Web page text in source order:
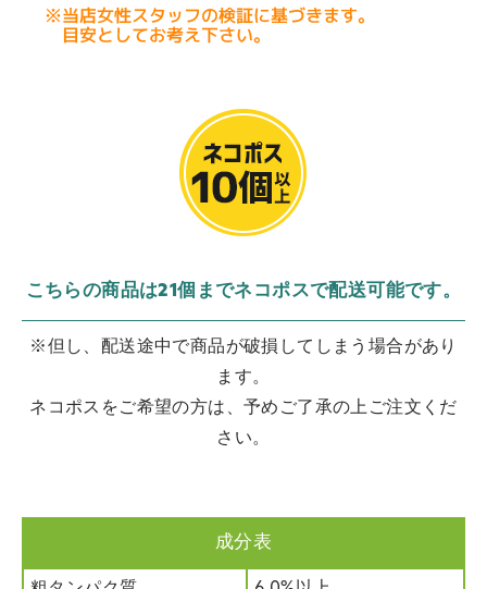
こちらの商品は21個までネコポスで配送可能です。
※但し、配送途中で商品が破損してしまう場合があり
ます。
ネコポスをご希望の方は、予めご了承の上ご注文くだ
さい。
成分表